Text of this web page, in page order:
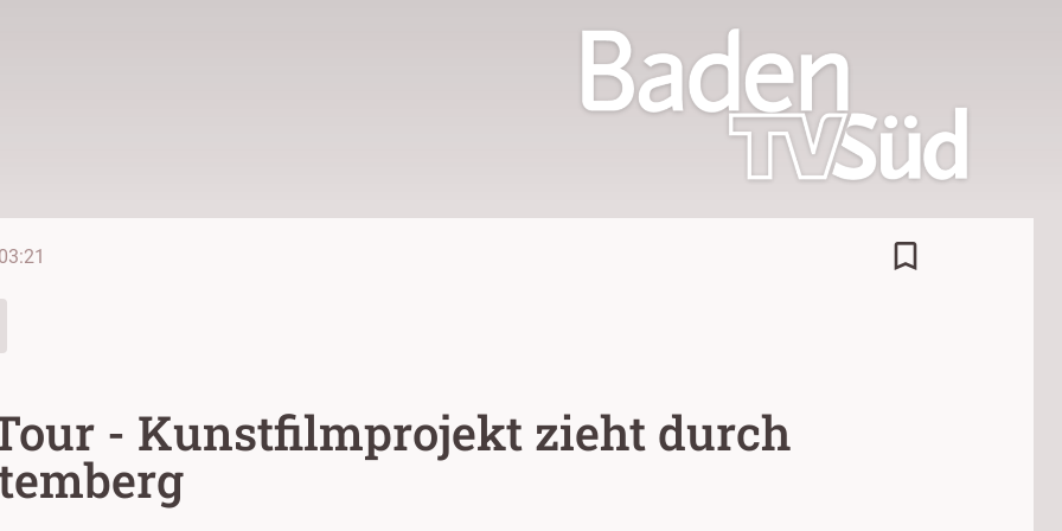
03:21
bookmark_border
- Kunstfilmprojekt zieht durch